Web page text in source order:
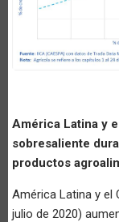
América Latina y
sobresaliente
productos
América Latina y el
julio de 2020)